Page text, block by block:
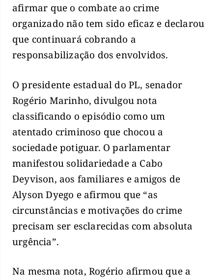
afirmar que o combate ao crime
organizado não tem sido eficaz e declarou
que continuará cobrando a
responsabilização dos envolvidos.
O presidente estadual do PL, senador
Rogério Marinho, divulgou nota
classificando o episódio como um
atentado criminoso que chocou a
sociedade potiguar. O parlamentar
manifestou solidariedade a Cabo
Deyvison, aos familiares e amigos de
Alyson Dyego e afirmou que “as
circunstâncias e motivações do crime
precisam ser esclarecidas com absoluta
urgência”.
Na mesma nota, Rogério afirmou que a